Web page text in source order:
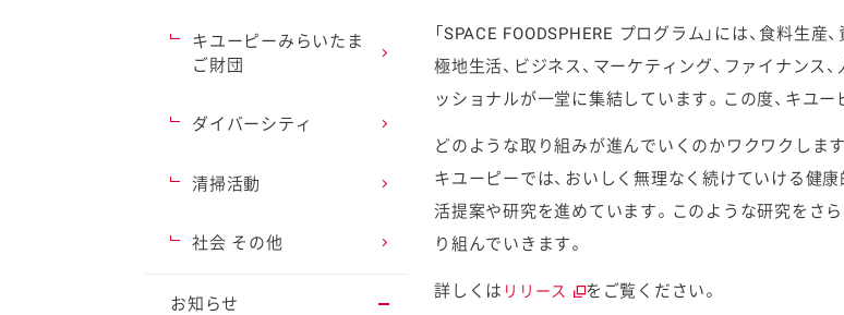
「SPACE FOODSPHERE プログラム」には、食料生産
極地生活、ビジネス、マーケティング、ファイナンス
ッショナルが一堂に集結しています。この度、キユ
どのような取り組みが進んでいくのかワクワクします
キユーピーでは、おいしく無理なく続けていける健
活提案や研究を進めています。このような研究をさ
り組んでいきます。
詳しくは リリース をご覧ください。
キユーピーみらいたま
ご財団
ダイバーシティ
清掃活動
社会 その他
お知らせ